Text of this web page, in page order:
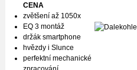
CENA
zvětšení až 1050x
EQ 3 montáž
držák smartphone
hvězdy i Slunce
perfektní mechanické